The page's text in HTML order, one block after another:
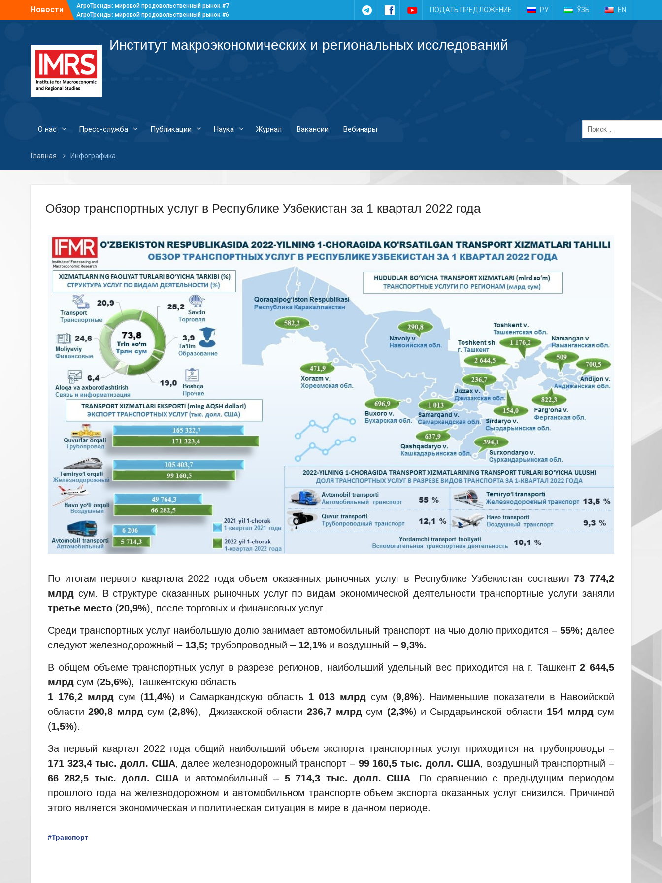
Новости
АгроТренды: мировой продовольственный рынок #7
АгроТренды: мировой продовольственный рынок #6
TelegramFacebookYouTubeПОДАТЬ ПРЕДЛОЖЕНИЕ РУ ЎЗБ EN
Институт макроэкономических и региональных исследований
О нас Пресс-служба Публикации Наука Журнал Вакансии Вебинары
Главная Инфографика
Обзор транспортных услуг в Республике Узбекистан за 1 квартал 2022 года
По итогам первого квартала 2022 года объем оказанных рыночных услуг в Республике Узбекистан составил73 774,2
млрд сум. В структуре оказанных рыночных услуг по видам экономической деятельности транспортные услуги заняли
третье место (20,9%), после торговых и финансовых услуг.
Среди транспортных услуг наибольшую долю занимает автомобильный транспорт, на чью долю приходится – 55%; далее
следуют железнодорожный – 13,5; трубопроводный – 12,1% и воздушный – 9,3%.
В общем объеме транспортных услуг в разрезе регионов, наибольший удельный вес приходится на г. Ташкент2 644,5
млрд сум (25,6%), Ташкентскую область
1 176,2 млрд сум (11,4%) и Самаркандскую область 1 013 млрд сум (9,8%). Наименьшие показатели в Навоийской
области290,8 млрдсум (2,8%), Джизакской области236,7 млрдсум (2,3%) и Сырдарьинской области 154 млрдсум
(1,5%).
За первый квартал 2022 года общий наибольший объем экспорта транспортных услуг приходится на трубопроводы –
171 323,4 тыс. долл. США, далее железнодорожный транспорт – 99 160,5 тыс. долл. США, воздушный транспортный –
66 282,5 тыс. долл. США и автомобильный – 5 714,3 тыс. долл. США. По сравнению с предыдущим периодом
прошлого года на железнодорожном и автомобильном транспорте объем экспорта оказанных услуг снизился. Причиной
этого является экономическая и политическая ситуация в мире в данном периоде.
#Транспорт